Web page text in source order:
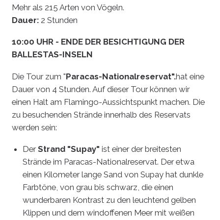
Mehr als 215 Arten von Vögeln.
Dauer: 2 Stunden
10:00 UHR - ENDE DER BESICHTIGUNG DER
BALLESTAS-INSELN
Die Tour zum "Paracas-Nationalreservat".hat eine
Dauer von 4 Stunden. Auf dieser Tour können wir
einen Halt am Flamingo-Aussichtspunkt machen. Die
zu besuchenden Strände innerhalb des Reservats
werden sein:
DerStrand "Supay" ist einer der breitesten
Strände im Paracas-Nationalreservat. Der etwa
einen Kilometer lange Sand von Supay hat dunkle
Farbtöne, von grau bis schwarz, die einen
wunderbaren Kontrast zu den leuchtend gelben
Klippen und dem windoffenen Meer mit weißen